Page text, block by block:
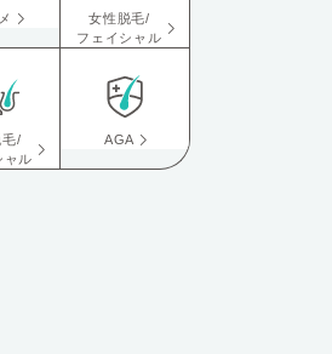
女性脱毛/
フェイシャル
毛/
ャル
AGA